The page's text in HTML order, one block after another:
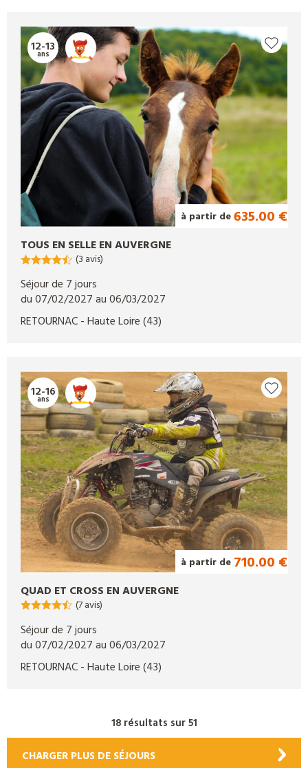
12-13
ans
à partir de635.00 €
TOUS EN SELLE EN AUVERGNE
(3 avis)
Séjour de 7 jours
du 07/02/2027 au 06/03/2027
RETOURNAC- Haute Loire(43)
12-16
ans
à partir de 710.00 €
QUAD ET CROSS EN AUVERGNE
(7 avis)
Séjour de 7 jours
du 07/02/2027 au 06/03/2027
RETOURNAC- Haute Loire(43)
18 résultats sur 51
CHARGER PLUS DE SÉJOURS